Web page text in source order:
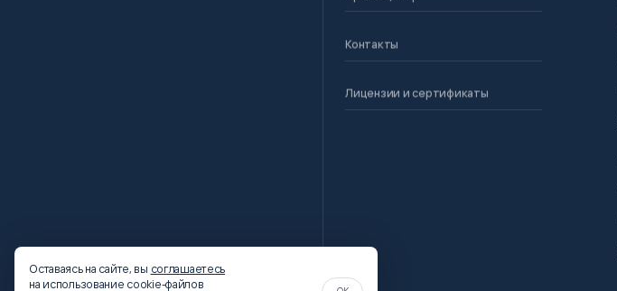
Контакты
Лицензии и сертификаты
Оставаясь на сайте, вы соглашаетесь
на использование cookie-файлов